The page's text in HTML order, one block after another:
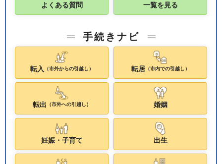
よくある質問 一覧を見る
手続きナビ
転入 （市外からの引越し） 転居（市内での引越し）
転出 （市外への引越し） 婚姻
妊娠・子育て 出生